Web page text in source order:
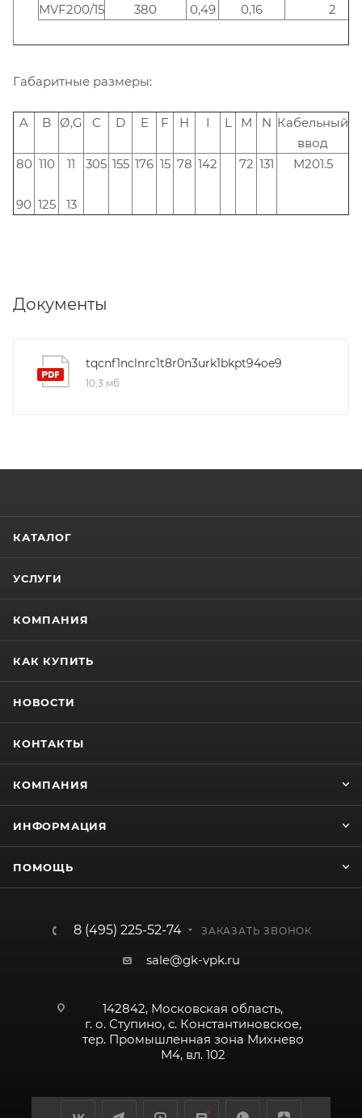
MVF200/15 380 0,49 0,16 2
Габаритные размеры:
A B Ø,G C D E F H I L M N Кабельный
ввод
80
90
110
125
11
13
305 155 176 15 78 142 72 131 M201.5
Документы
tqcnf1nclnrc1t8r0n3urk1bkpt94oe9
10,3 мб
КАТАЛОГ
УСЛУГИ
КОМПАНИЯ
КАК КУПИТЬ
НОВОСТИ
КОНТАКТЫ
КОМПАНИЯ
ИНФОРМАЦИЯ
ПОМОЩЬ
8 (495) 225-52-74 ЗАКАЗАТЬ ЗВОНОК
sale@gk-vpk.ru
142842, Московская область,
г. о. Ступино, с. Константиновское,
тер. Промышленная зона Михнево
М4, вл. 102